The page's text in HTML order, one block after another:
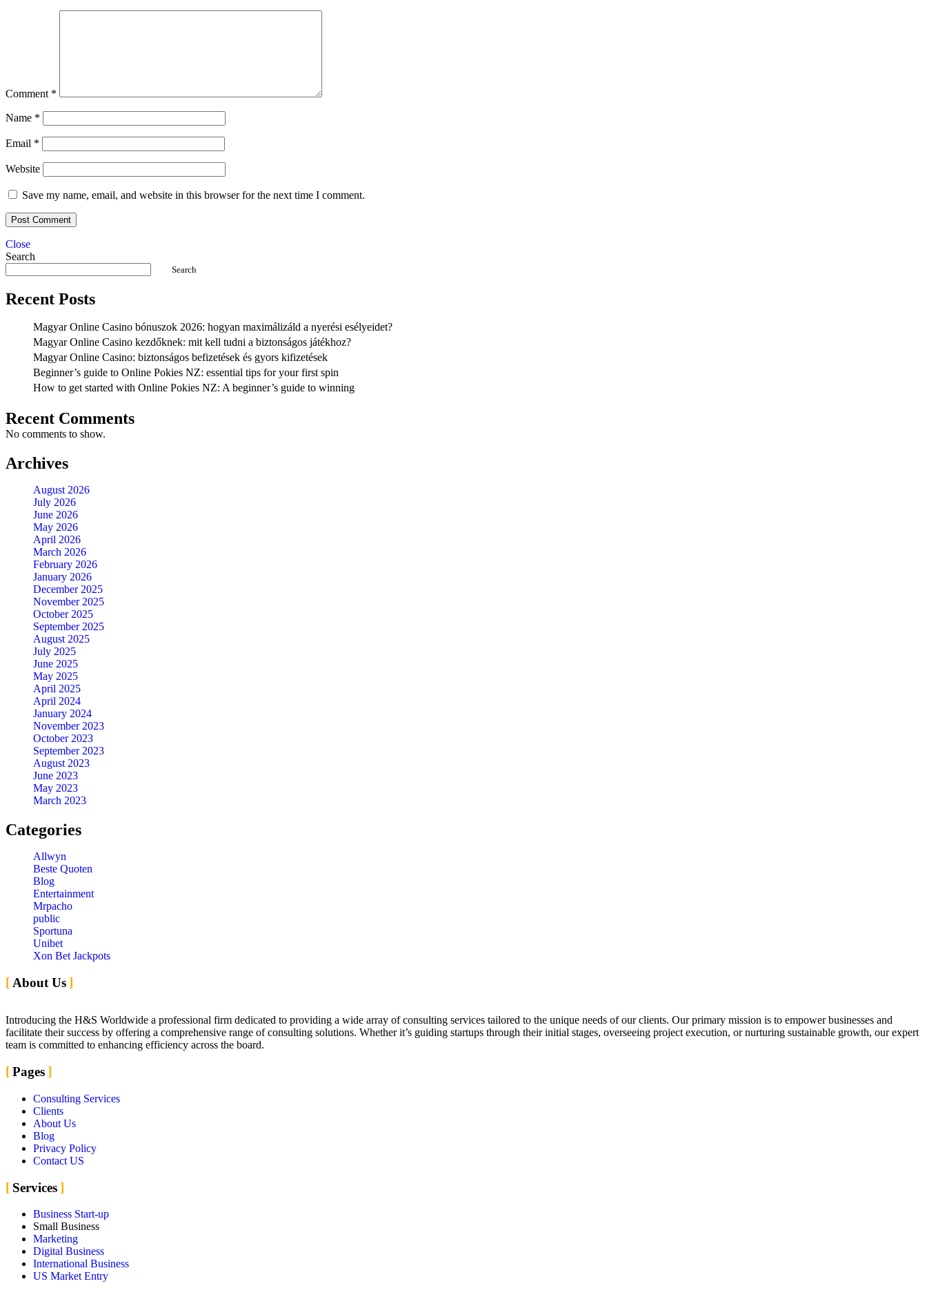
Comment *
Name *
Email *
Website
Save my name, email, and website in this browser for the next time I comment.
Close
Search
Search
Recent Posts
Magyar Online Casino bónuszok 2026: hogyan maximálizáld a nyerési esélyeidet?
Magyar Online Casino kezdőknek: mit kell tudni a biztonságos játékhoz?
Magyar Online Casino: biztonságos befizetések és gyors kifizetések
Beginner’s guide to Online Pokies NZ: essential tips for your first spin
How to get started with Online Pokies NZ: A beginner’s guide to winning
Recent Comments
No comments to show.
Archives
August 2026
July 2026
June 2026
May 2026
April 2026
March 2026
February 2026
January 2026
December 2025
November 2025
October 2025
September 2025
August 2025
July 2025
June 2025
May 2025
April 2025
April 2024
January 2024
November 2023
October 2023
September 2023
August 2023
June 2023
May 2023
March 2023
Categories
Allwyn
Beste Quoten
Blog
Entertainment
Mrpacho
public
Sportuna
Unibet
Xon Bet Jackpots
About Us
Introducing the H&S Worldwide a professional firm dedicated to providing a wide array of consulting services tailored to the unique needs of our clients. Our primary mission is to empower businesses and
facilitate their success by offering a comprehensive range of consulting solutions. Whether it’s guiding startups through their initial stages, overseeing project execution, or nurturing sustainable growth, our expert
team is committed to enhancing efficiency across the board.
Pages
Consulting Services
Clients
About Us
Blog
Privacy Policy
Contact US
Services
Business Start-up
Small Business
Marketing
Digital Business
International Business
US Market Entry